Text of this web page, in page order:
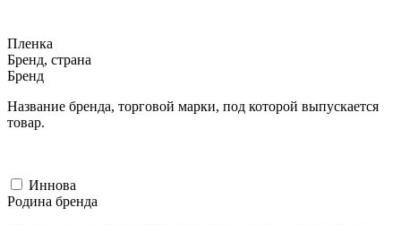
Пленка
Бренд, страна
Бренд
Название бренда, торговой марки, под которой выпускается
товар.
Иннова
Родина бренда